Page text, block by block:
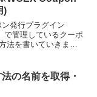
)
発行プラグイン
で管理しているクーポ
法を書いていきま
使ってテーブル...
の名前を取得・